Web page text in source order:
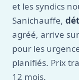
et les syndics
Sanichauffe,
agréé, arrive
pour les
planifiés. Prix
12 mois.